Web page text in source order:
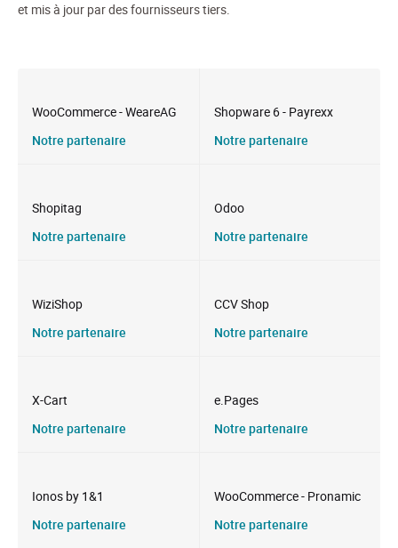
et mis à jour par des fournisseurs tiers.
WooCommerce - WeareAG
Notre partenaire
Shopware 6 - Payrexx
Notre partenaire
Shopitag
Notre partenaire
Odoo
Notre partenaire
WiziShop
Notre partenaire
CCV Shop
Notre partenaire
X-Cart
Notre partenaire
e.Pages
Notre partenaire
Ionos by 1&1
Notre partenaire
WooCommerce - Pronamic
Notre partenaire